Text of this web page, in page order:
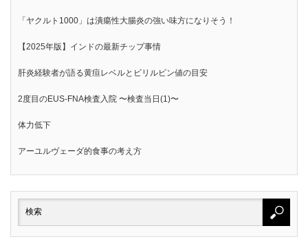
「ヤクルト1000」は潰瘍性大腸炎の強い味方になりそう！
【2025年版】インドの最新チップ事情
肝炎経験者が語る黄疸レベルとビリルビン値の目安
2度目のEUS-FNA検査入院 〜検査当日(1)〜
体力低下
アーユルヴェーダ的食事の考え方